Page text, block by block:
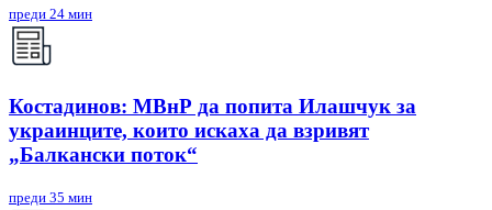
преди 24 мин
Костадинов: МВнР да попита Илашчук за
украинците, които искаха да взривят
„Балкански поток“
преди 35 мин